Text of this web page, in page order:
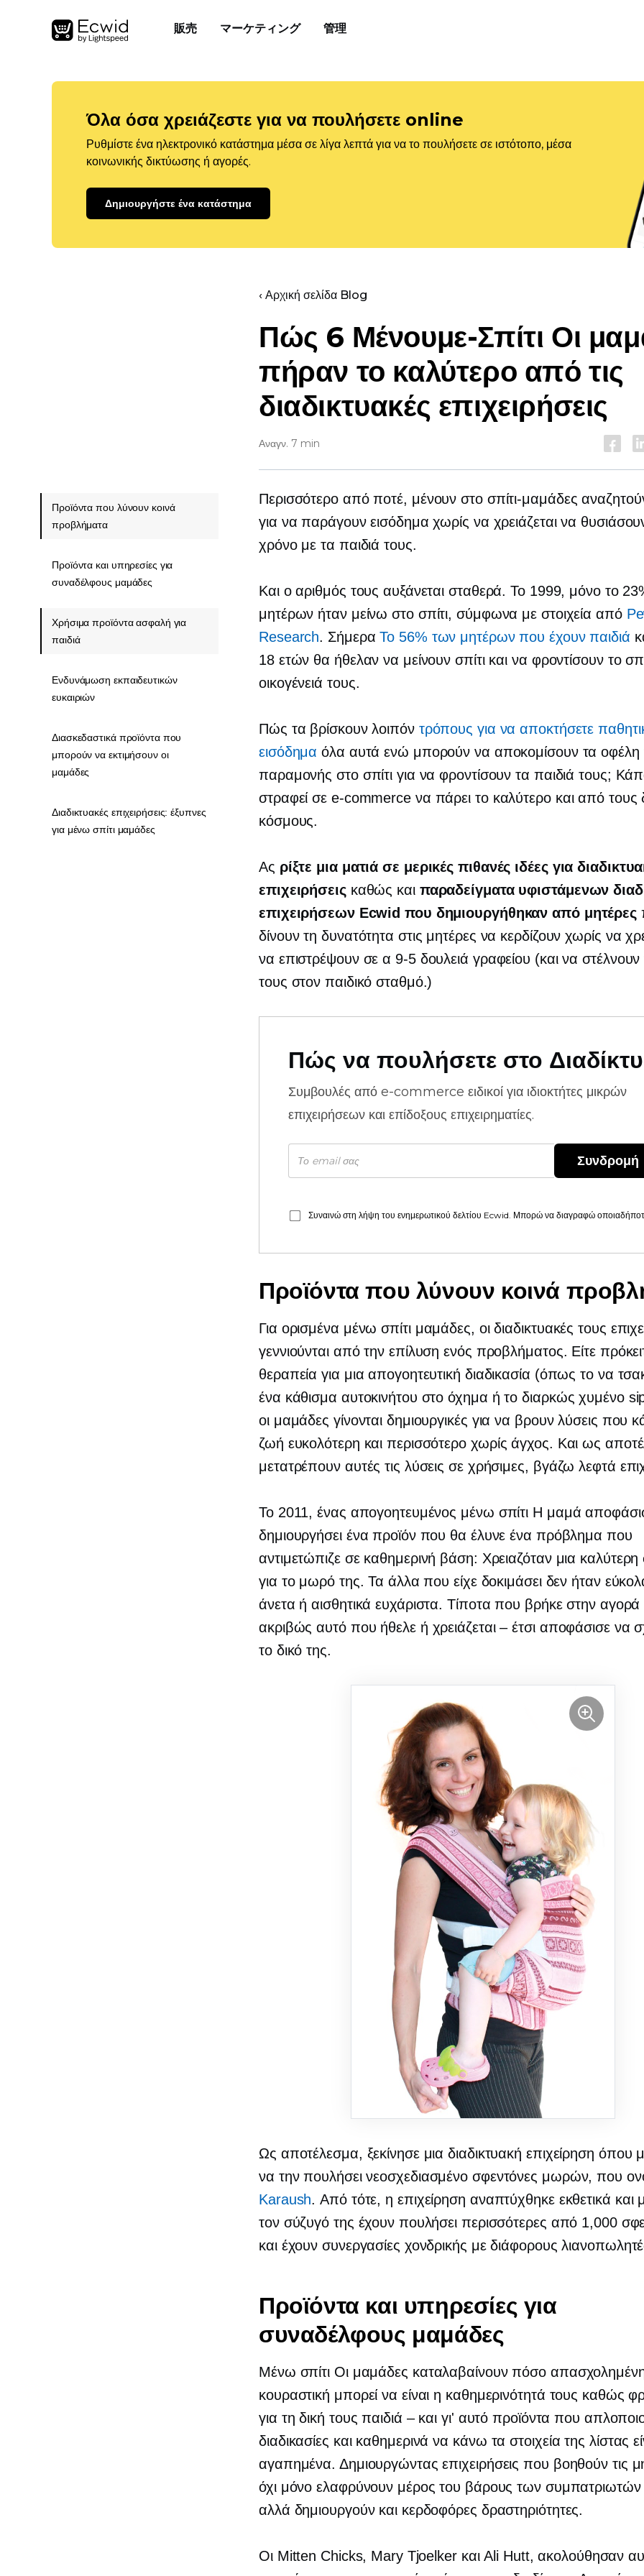
販売 マーケティング 管理
Όλα όσα χρειάζεστε για να πουλήσετε online
Ρυθμίστε ένα ηλεκτρονικό κατάστημα μέσα σε λίγα λεπτά για να το πουλήσετε σε ιστότοπο, μέσα
κοινωνικής δικτύωσης ή αγορές.
Δημιουργήστε ένα κατάστημα
‹ Αρχική σελίδα Blog
Πώς 6 Μένουμε-Σπίτι Οι
πήραν το καλύτερο από τις
διαδικτυακές επιχειρήσεις
Αναγν. 7 min
Περισσότερο από ποτέ, μένουν στο σπίτι-μαμάδες
για να παράγουν εισόδημα χωρίς να χρειάζεται να
χρόνο με τα παιδιά τους.
Και ο αριθμός τους αυξάνεται σταθερά. Το 1999, μόνο το
μητέρων ήταν μείνω στο σπίτι, σύμφωνα με στοιχεία από
Research. ΣήμεραΤο 56% των μητέρων που έχουν παιδιά
18 ετών θα ήθελαν να μείνουν σπίτι και να φροντίσουν το
οικογένειά τους.
Πώς τα βρίσκουν λοιπόν τρόπους για να αποκτήσετε
εισόδημα όλα αυτά ενώ μπορούν να αποκομίσουν τα οφέλη
παραμονής στο σπίτι για να φροντίσουν τα παιδιά τους;
στραφεί σε e-commerceνα πάρει το καλύτερο και από τους
κόσμους.
Ας ρίξτε μια ματιά σε μερικές πιθανές ιδέες για
επιχειρήσειςκαθώς και παραδείγματα υφιστάμενων
επιχειρήσεων Ecwid που δημιουργήθηκαν από μητέρες
δίνουν τη δυνατότητα στις μητέρες να κερδίζουν χωρίς να
να επιστρέψουν σε α 9-5δουλειά γραφείου (και να στέλνουν
τους στον παιδικό σταθμό.)
Πώς να πουλήσετε στο
Συμβουλές από e-commerce ειδικοί για ιδιοκτήτες μικρών
επιχειρήσεων και επίδοξους επιχειρηματίες.
Συνδρομή
Συναινώ στη λήψη του ενημερωτικού δελτίου Ecwid. Μπορώ να διαγραφώ
Προϊόντα που λύνουν κοινά
Για ορισμένα μένω σπίτιμαμάδες, οι διαδικτυακές τους
γεννιούνται από την επίλυση ενός προβλήματος. Είτε
θεραπεία για μια απογοητευτική διαδικασία (όπως το να
ένα κάθισμα αυτοκινήτου στο όχημα ή τοδιαρκώς χυμένο
οι μαμάδες γίνονται δημιουργικές για να βρουν λύσεις που
ζωή ευκολότερη και περισσότερο χωρίς άγχος. Και ως
μετατρέπουν αυτές τις λύσεις σε χρήσιμες, βγάζω λεφτά
Το 2011, ένας απογοητευμένος μένω σπίτι Η μαμά
δημιουργήσει ένα προϊόν που θα έλυνε ένα πρόβλημα που
αντιμετώπιζε σε καθημερινή βάση: Χρειαζόταν μια
για το μωρό της. Τα άλλα που είχε δοκιμάσει δεν ήταν
άνετα ή αισθητικά ευχάριστα. Τίποτα που βρήκε στην αγορά
ακριβώς αυτό που ήθελε ή χρειάζεται – έτσιαποφάσισε να
το δικό της.
Ως αποτέλεσμα, ξεκίνησε μια διαδικτυακή επιχείρηση όπου
να την πουλήσεινεοσχεδιασμένο σφεντόνες μωρών, που
Karaush. Από τότε, η επιχείρηση αναπτύχθηκε εκθετικά και
τον σύζυγό της έχουν πουλήσει περισσότερες από 1,000
και έχουν συνεργασίες χονδρικής με διάφορους
Προϊόντα και υπηρεσίες για
συναδέλφους μαμάδες
Μένω σπίτι Οι μαμάδες καταλαβαίνουν πόσο
κουραστική μπορεί να είναι η καθημερινότητά τους καθώς
για τη δική τουςπαιδιά – και γι' αυτό προϊόντα που
διαδικασίες και καθημερινάνα κάνω τα στοιχεία της λίστας
αγαπημένα. Δημιουργώντας επιχειρήσεις που βοηθούν τις
όχι μόνο ελαφρύνουν μέρος του βάρους των συμπατριωτών
αλλά δημιουργούν και κερδοφόρες δραστηριότητες.
Οι Mitten Chicks, Mary Tjoelker και Ali Hutt, ακολούθησαν
Προϊόντα που λύνουν κοινά
προβλήματα
Προϊόντα και υπηρεσίες για
συναδέλφους μαμάδες
Χρήσιμα προϊόντα ασφαλή για
παιδιά
Ενδυνάμωση εκπαιδευτικών
ευκαιριών
Διασκεδαστικά προϊόντα που
μπορούν να εκτιμήσουν οι
μαμάδες
Διαδικτυακές επιχειρήσεις: έξυπνες
για μένω σπίτι μαμάδες